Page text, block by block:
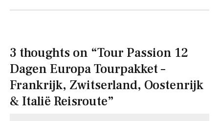
3 thoughts on “Tour Passion 12
Dagen Europa Tourpakket –
Frankrijk, Zwitserland, Oostenrijk
& Italië Reisroute”